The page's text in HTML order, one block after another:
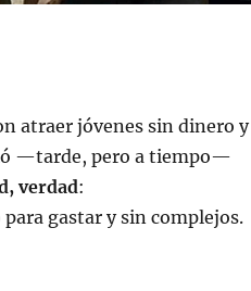
atraer jóvenes sin dinero y
—tarde, pero a tiempo—
verdad:
gastar y sin complejos.